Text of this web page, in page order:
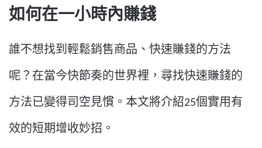
如何在一小時內賺錢
誰不想找到輕鬆銷售商品、快速賺錢的方法
呢？在當今快節奏的世界裡，尋找快速賺錢的
方法已變得司空見慣。本文將介紹25個實用有
效的短期增收妙招。